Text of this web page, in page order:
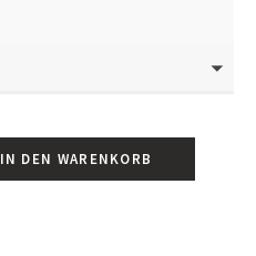
IN DEN WARENKORB